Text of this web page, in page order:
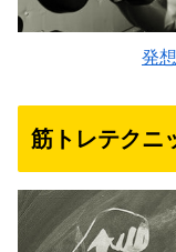
発
筋トレテクニ